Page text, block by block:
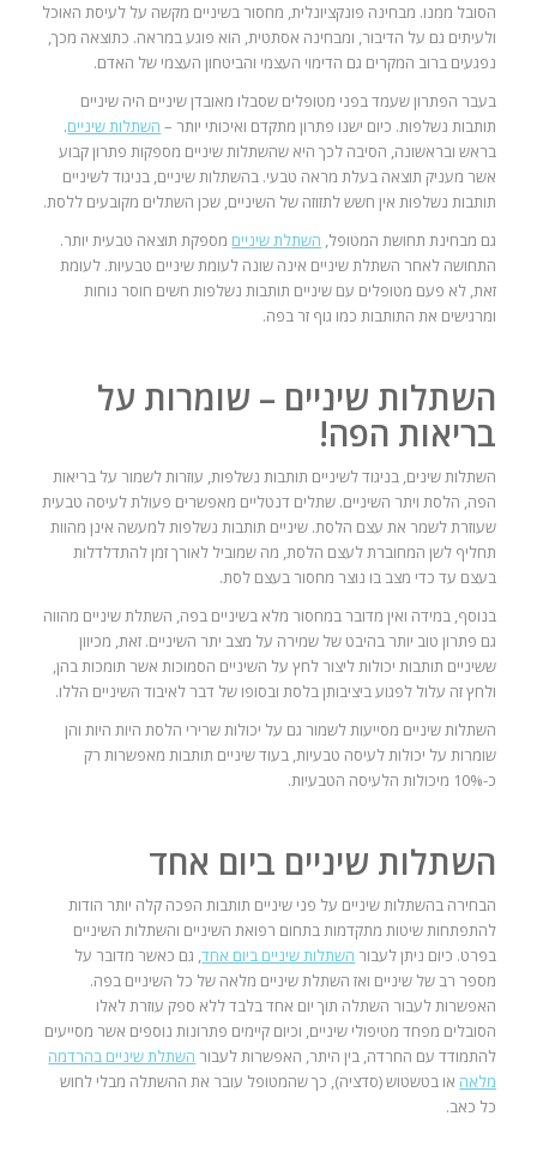
הסובל ממנו. מבחינה פונקציונלית, מחסור בשיניים מקשה על לעיסת האוכל
ולעיתים גם על הדיבור, ומבחינה אסתטית, הוא פוגע במראה. כתוצאה מכך,
נפגעים ברוב המקרים גם הדימוי העצמי והביטחון העצמי של האדם.
בעבר הפתרון שעמד בפני מטופלים שסבלו מאובדן שיניים היה שיניים
תותבות נשלפות. כיום ישנו פתרון מתקדם ואיכותי יותר – השתלות שיניים.
בראש ובראשונה, הסיבה לכך היא שהשתלות שיניים מספקות פתרון קבוע
אשר מעניק תוצאה בעלת מראה טבעי. בהשתלות שיניים, בניגוד לשיניים
תותבות נשלפות אין חשש לתזוזה של השיניים, שכן השתלים מקובעים ללסת.
גם מבחינת תחושת המטופל, השתלת שיניים מספקת תוצאה טבעית יותר.
התחושה לאחר השתלת שיניים אינה שונה לעומת שיניים טבעיות. לעומת
זאת, לא פעם מטופלים עם שיניים תותבות נשלפות חשים חוסר נוחות
ומרגישים את התותבות כמו גוף זר בפה.
השתלות שיניים – שומרות על
בריאות הפה!
השתלות שינים, בניגוד לשיניים תותבות נשלפות, עוזרות לשמור על בריאות
הפה, הלסת ויתר השיניים. שתלים דנטליים מאפשרים פעולת לעיסה טבעית
שעוזרת לשמר את עצם הלסת. שיניים תותבות נשלפות למעשה אינן מהוות
תחליף לשן המחוברת לעצם הלסת, מה שמוביל לאורך זמן להתדלדלות
בעצם עד כדי מצב בו נוצר מחסור בעצם לסת.
בנוסף, במידה ואין מדובר במחסור מלא בשיניים בפה, השתלת שיניים מהווה
גם פתרון טוב יותר בהיבט של שמירה על מצב יתר השיניים. זאת, מכיוון
ששיניים תותבות יכולות ליצור לחץ על השיניים הסמוכות אשר תומכות בהן,
ולחץ זה עלול לפגוע ביציבותן בלסת ובסופו של דבר לאיבוד השיניים הללו.
השתלות שיניים מסייעות לשמור גם על יכולות שרירי הלסת היות היות והן
שומרות על יכולות לעיסה טבעיות, בעוד שיניים תותבות מאפשרות רק
כ-10% מיכולות הלעיסה הטבעיות.
השתלות שיניים ביום אחד
הבחירה בהשתלות שיניים על פני שיניים תותבות הפכה קלה יותר הודות
להתפתחות שיטות מתקדמות בתחום רפואת השיניים והשתלות השיניים
בפרט. כיום ניתן לעבור השתלות שיניים ביום אחד, גם כאשר מדובר על
מספר רב של שיניים ואז השתלת שיניים מלאה של כל השיניים בפה.
האפשרות לעבור השתלה תוך יום אחד בלבד ללא ספק עוזרת לאלו
הסובלים מפחד מטיפולי שיניים, וכיום קיימים פתרונות נוספים אשר מסייעים
להתמודד עם החרדה, בין היתר, האפשרות לעבור השתלת שיניים בהרדמה
מלאה או בטשטוש (סדציה), כך שהמטופל עובר את ההשתלה מבלי לחוש
כל כאב.